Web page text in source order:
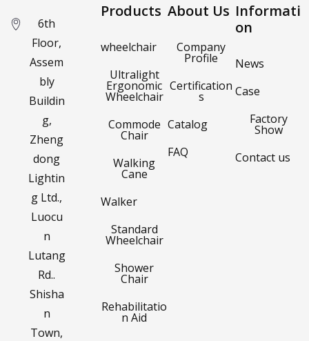
6th
Floor,
Assem
bly
Buildin
g,
Zheng
dong
Lightin
g Ltd.,
Luocu
n
Lutang
Rd..
Shisha
n
Town,
Products
wheelchair
Ultralight
Ergonomic
Wheelchair
Commode
Chair
Walking
Cane
Walker
Standard
Wheelchair
Shower
Chair
Rehabilitatio
n Aid
About Us
Company
Profile
Certification
s
Catalog
FAQ
Informati
on
News
Case
Factory
Show
Contact us